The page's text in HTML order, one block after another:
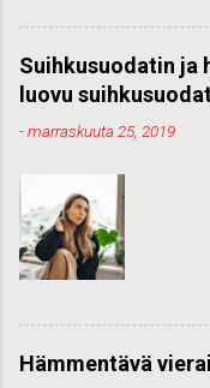
Suihkusuodatin ja
luovu
-marraskuuta 25, 2019
Hämmentävä